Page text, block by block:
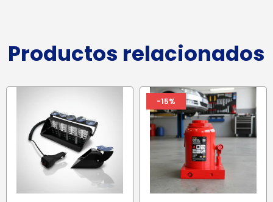
Productos relacionados
-15%